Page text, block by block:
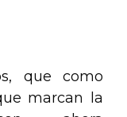
que como
marcan la